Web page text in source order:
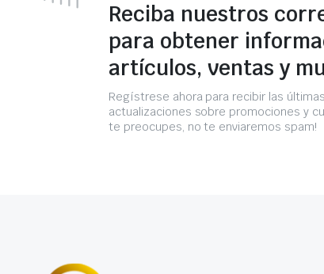
Reciba nuestros
para obtener
artículos, ventas y
Regístrese ahora para recibir las últimas
actualizaciones sobre promociones y
te preocupes, no te enviaremos spam!